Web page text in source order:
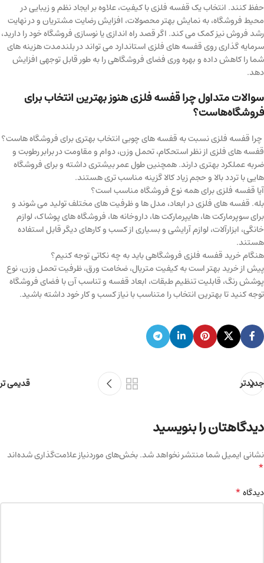
حفظ کنند. انتخاب یک قفسه فلزی با کیفیت، علاوه بر ایجاد نظم و زیبایی در
محیط فروشگاه، به نمایش بهتر محصولات، افزایش رضایت مشتریان و در نهایت
رشد فروش نیز کمک می کند. اگر قصد راه اندازی یا نوسازی فروشگاه خود را دارید،
سرمایه گذاری روی قفسه های فلزی استاندارد می تواند در بلندمدت هزینه های
شما را کاهش داده و بهره وری فضای فروشگاهی را به طور قابل توجهی افزایش
دهد.
سوالات متداول چرا قفسه فلزی هنوز بهترین انتخاب برای
فروشگاه‌هاست؟
چرا قفسه فلزی نسبت به قفسه های چوبی انتخاب بهتری برای فروشگاه هاست؟
قفسه های فلزی از نظر استحکام، تحمل وزن، دوام و مقاومت در برابر رطوبت و
ضربه عملکرد بهتری دارند. همچنین طول عمر بیشتری داشته و برای فروشگاه
هایی با تردد بالا و حجم زیاد کالا گزینه مناسب تری هستند.
آیا قفسه فلزی برای همه نوع فروشگاه مناسب است؟
بله. قفسه های فلزی در ابعاد، مدل ها و ظرفیت های مختلف تولید می شوند و
برای سوپرمارکت ها، هایپرمارکت ها، داروخانه ها، فروشگاه های پوشاک، لوازم
خانگی، ابزارآلات، لوازم آرایشی و بسیاری از کسب و کارهای دیگر قابل استفاده
هستند.
هنگام خرید قفسه فلزی فروشگاهی باید به چه نکاتی توجه کنیم؟
پیش از خرید بهتر است به کیفیت متریال، ضخامت ورق، ظرفیت تحمل وزن، نوع
پوشش رنگ، قابلیت تنظیم طبقات، ابعاد قفسه و تناسب آن با فضای فروشگاه
توجه کنید تا بهترین انتخاب را متناسب با نیاز کسب و کار خود داشته باشید.
جدیدتر قدیمی تر
دیدگاهتان را بنویسید
نشانی ایمیل شما منتشر نخواهد شد.بخش‌های موردنیاز علامت‌گذاری شده‌اند
*
دیدگاه*